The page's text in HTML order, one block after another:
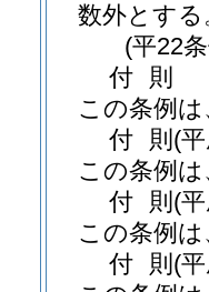
数外とする
(平22
付 則
この条例
付 則 (
この条例
付 則 (
この条例
付 則 (